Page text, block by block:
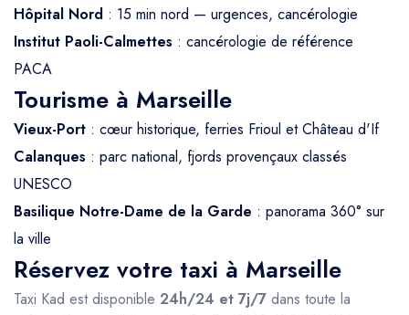
Hôpital Nord : 15 min nord — urgences, cancérologie
Institut Paoli-Calmettes : cancérologie de référence
PACA
Tourisme à Marseille
Vieux-Port : cœur historique, ferries Frioul et Château d'If
Calanques : parc national, fjords provençaux classés
UNESCO
Basilique Notre-Dame de la Garde : panorama 360° sur
la ville
Réservez votre taxi à Marseille
Taxi Kad est disponible 24h/24 et 7j/7 dans toute la